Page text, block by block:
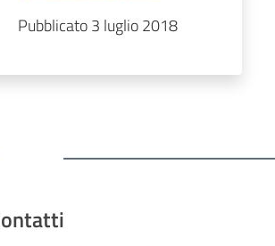
Pubblicato 3 luglio 2018